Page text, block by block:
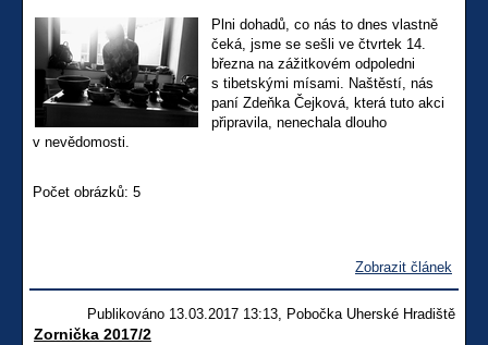
Plni dohadů, co nás to dnes vlastně
čeká, jsme se sešli ve čtvrtek 14.
března na zážitkovém odpoledni
s tibetskými mísami. Naštěstí, nás
paní Zdeňka Čejková, která tuto akci
připravila, nenechala dlouho
v nevědomosti.
Počet obrázků: 5
Zobrazit článek
Publikováno 13.03.2017 13:13, Pobočka Uherské Hradiště
Zornička 2017/2